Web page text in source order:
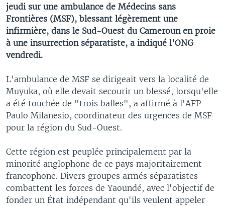
jeudi sur une ambulance de Médecins sans
Frontières (MSF), blessant légèrement une
infirmière, dans le Sud-Ouest du Cameroun en proie
à une insurrection séparatiste, a indiqué l'ONG
vendredi.
L'ambulance de MSF se dirigeait vers la localité de
Muyuka, où elle devait secourir un blessé, lorsqu'elle
a été touchée de "trois balles", a affirmé à l'AFP
Paulo Milanesio, coordinateur des urgences de MSF
pour la région du Sud-Ouest.
Cette région est peuplée principalement par la
minorité anglophone de ce pays majoritairement
francophone. Divers groupes armés séparatistes
combattent les forces de Yaoundé, avec l'objectif de
fonder un État indépendant qu'ils veulent appeler